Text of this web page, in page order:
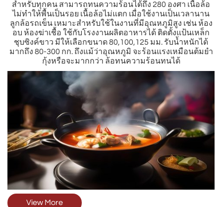
สำหรับทุกคน สามารถทนความร้อนได้ถึง 280 องศา เนื้อล้อ
ไม่ทำให้พื้นเป็นรอย เนื้อล้อไม่แตก เมื่อใช้งานเป็นเวลานาน
ลูกล้อรถเข็น เหมาะสำหรับใช้ในงานที่มีอุณหภูมิสูง เช่น ห้อง
อบ ห้องฆ่าเชื้อ ใช้กับโรงงานผลิตอาหารได้ ติดตั้งแป้นเหล็ก
ชุบซิงค์ขาว มีให้เลือกขนาด 80,100,125 มม. รับน้ำหนักได้
มากถึง 80-300 กก. ถึงแม้ว่าอุณหภูมิ จะร้อนแรงเหมือนต้มยำ
กุ้งหรือจะมากกว่า ล้อทนความร้อนทนได้
View More